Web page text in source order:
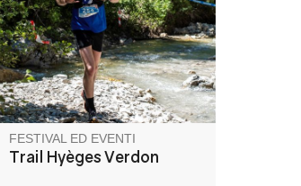
St André les Alpes. 3 percorsi:
12 km 350 m D+ aperto agli
escursionisti, 26 km 1000 m
D+, 45 km 2100 m D+.
FESTIVAL ED EVENTI
Trail Hyèges Verdon